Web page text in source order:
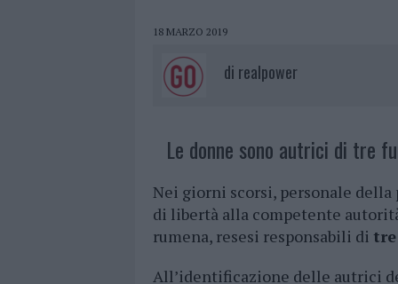
18 MARZO 2019
di realpower
Le donne sono autrici di tre
Nei giorni scorsi, personale
di libertà alla competente
rumena, resesi responsabili di
All’identificazione delle autrici